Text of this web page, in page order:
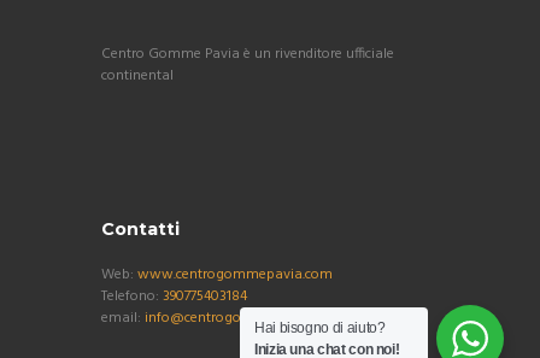
Centro Gomme Pavia è un rivenditore ufficiale
continental
Contatti
Web: www.centrogommepavia.com
Telefono: 390775403184
email: info@centrogommepavia.com
Hai bisogno di aiuto?
Inizia una chat con noi!